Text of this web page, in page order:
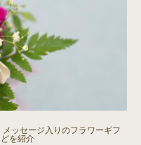
メッセージ入りのフラワーギフ
を紹介